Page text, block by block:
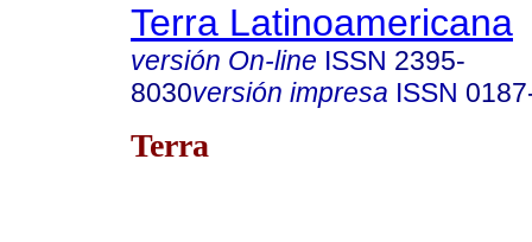
Terra Latinoamericana
versión On-line ISSN 2395-
8030versión impresa ISSN
Terra